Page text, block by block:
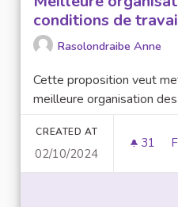
conditions de
Rasolondraibe Anne
Cette proposition veut
meilleure organisation
CREATED AT
02/10/2024
31